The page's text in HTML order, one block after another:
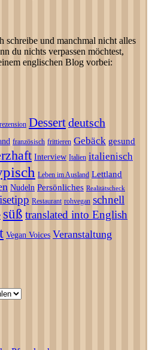
schreibe und manchmal nicht alles
du nichts verpassen möchtest,
englischen Blog vorbei:
Dessertdeutsch
französisch frittieren Gebäck gesund
Interview Italien italienisch
Leben im Ausland Lettland
Nudeln Persönliches Realitätscheck
Restaurant rohvegan schnell
süß translated into English
Vegan Voices Veranstaltung